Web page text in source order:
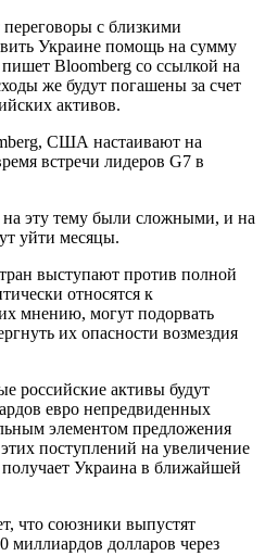
с близкими
Украине помощь на сумму
Bloomberg со ссылкой на
же будут погашены за счет
активов.
США настаивают на
встречи лидеров G7 в
эту тему были сложными, и на
уйти месяцы.
выступают против полной
относятся к
мнению, могут подорвать
их опасности возмездия
российские активы будут
евро непредвиденных
элементом предложения
поступлений на увеличение
Украина в ближайшей
что союзники выпустят
миллиардов долларов через